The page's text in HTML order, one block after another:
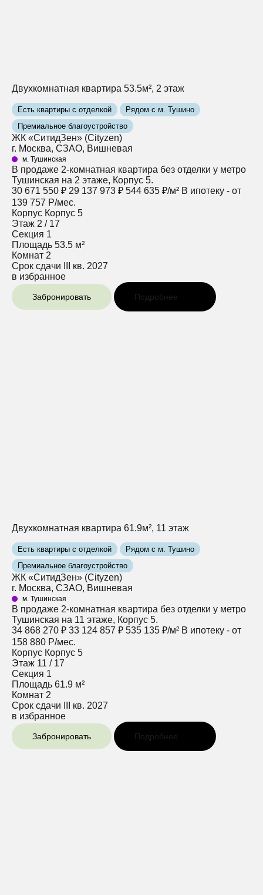
Двухкомнатная квартира 53.5м², 2 этаж
Есть квартиры с отделкой
Рядом с м. Тушино
Премиальное благоустройство
ЖК «СитидЗен» (Cityzen)
г. Москва, СЗАО, Вишневая
м. Тушинская
В продаже 2-комнатная квартира без отделки у метро
Тушинская на 2 этаже, Корпус 5.
30 671 550 ₽ 29 137 973 ₽ 544 635 ₽/м² В ипотеку - от
139 757 Р/мес.
Корпус Корпус 5
Этаж 2 / 17
Секция 1
Площадь 53.5 м²
Комнат 2
Срок сдачи
III кв. 2027
в избранное
Забронировать Подробнее
Двухкомнатная квартира 61.9м², 11 этаж
Есть квартиры с отделкой
Рядом с м. Тушино
Премиальное благоустройство
ЖК «СитидЗен» (Cityzen)
г. Москва, СЗАО, Вишневая
м. Тушинская
В продаже 2-комнатная квартира без отделки у метро
Тушинская на 11 этаже, Корпус 5.
34 868 270 ₽ 33 124 857 ₽ 535 135 ₽/м² В ипотеку - от
158 880 Р/мес.
Корпус Корпус 5
Этаж 11 / 17
Секция 1
Площадь 61.9 м²
Комнат 2
Срок сдачи
III кв. 2027
в избранное
Забронировать Подробнее